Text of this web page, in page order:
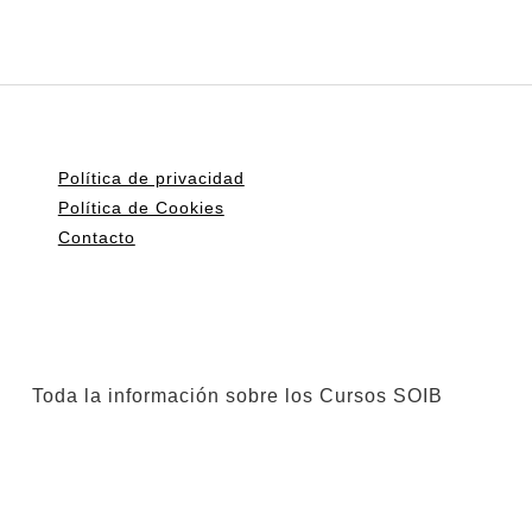
Política de privacidad
Política de Cookies
Contacto
Toda la información sobre los Cursos SOIB